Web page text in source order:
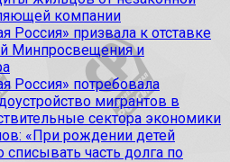
компании
Россия» призвала к отставке
Минпросвещения и
Россия» потребовала
мигрантов в
сектора экономики
«При рождении детей
часть долга по